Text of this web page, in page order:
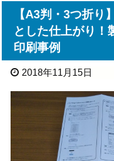
【A3判・3つ折り
とした仕上がり！
印刷事例
2018年11月15日